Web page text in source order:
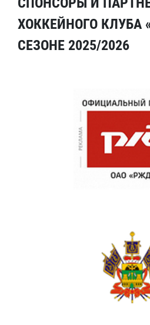
ХОККЕЙНОГО КЛУБА
СЕЗОНЕ 2025/2026